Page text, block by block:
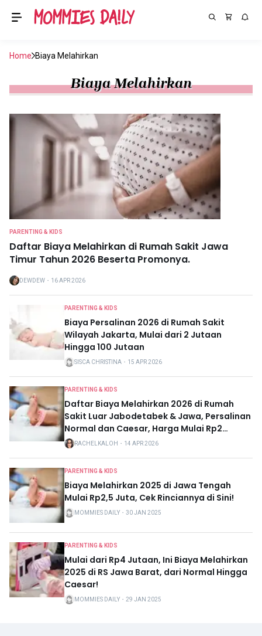
Home Biaya Melahirkan
Biaya Melahirkan
PARENTING & KIDS
Daftar Biaya Melahirkan di Rumah Sakit Jawa
Timur Tahun 2026 Beserta Promonya.
DEWDEW ・ 16 APR 2026
PARENTING & KIDS
Biaya Persalinan 2026 di Rumah Sakit
Wilayah Jakarta, Mulai dari 2 Jutaan
Hingga 100 Jutaan
SISCA CHRISTINA ・ 15 APR 2026
PARENTING & KIDS
Daftar Biaya Melahirkan 2026 di Rumah
Sakit Luar Jabodetabek & Jawa, Persalinan
Normal dan Caesar, Harga Mulai Rp2
Jutaan
RACHELKALOH ・ 14 APR 2026
PARENTING & KIDS
Biaya Melahirkan 2025 di Jawa Tengah
Mulai Rp2,5 Juta, Cek Rinciannya di Sini!
MOMMIES DAILY ・ 30 JAN 2025
PARENTING & KIDS
Mulai dari Rp4 Jutaan, Ini Biaya Melahirkan
2025 di RS Jawa Barat, dari Normal Hingga
Caesar!
MOMMIES DAILY ・ 29 JAN 2025